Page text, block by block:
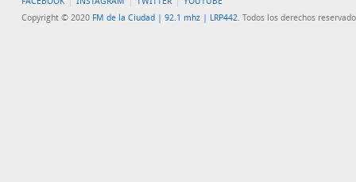
Copyright © 2020 FM de la Ciudad | 92.1 mhz | LRP442. Todos los derechos